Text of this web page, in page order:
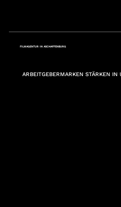
FILMAGENTUR IN ASCHAFFENBURG
ARBEITGEBERMARKEN STÄRKEN IN